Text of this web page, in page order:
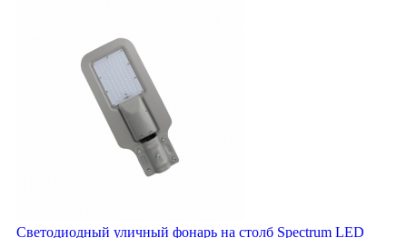
Светодиодный уличный фонарь на столб Spectrum LED